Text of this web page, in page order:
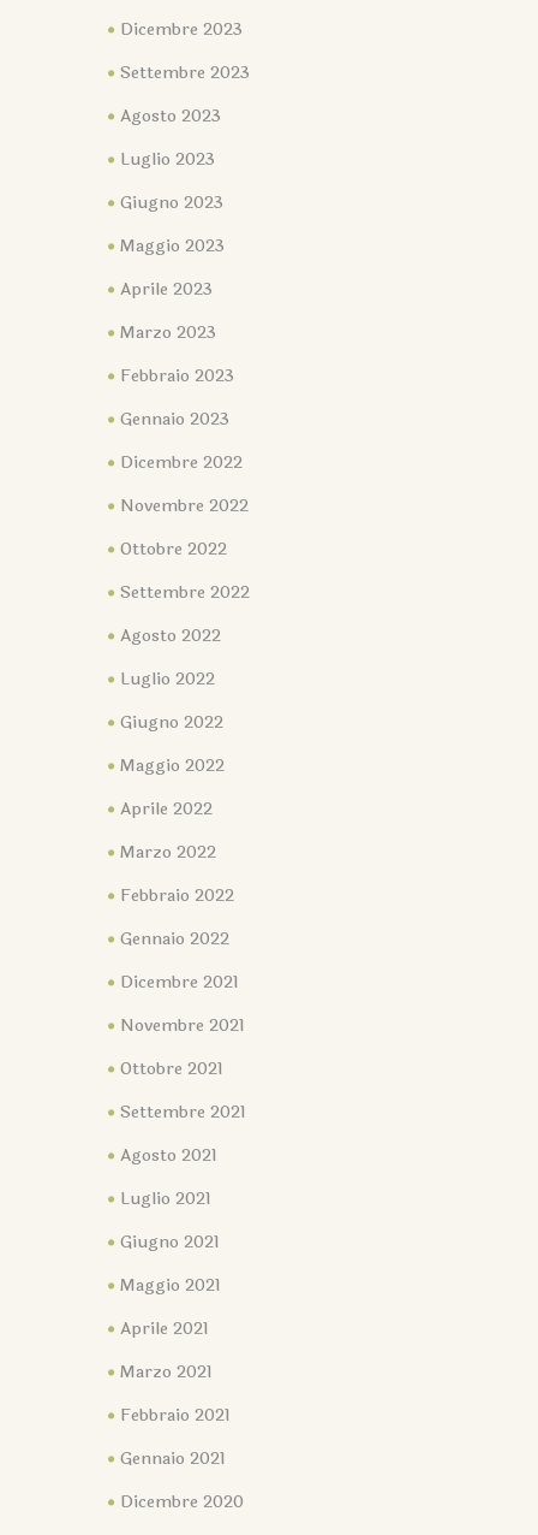
Dicembre 2023
Settembre 2023
Agosto 2023
Luglio 2023
Giugno 2023
Maggio 2023
Aprile 2023
Marzo 2023
Febbraio 2023
Gennaio 2023
Dicembre 2022
Novembre 2022
Ottobre 2022
Settembre 2022
Agosto 2022
Luglio 2022
Giugno 2022
Maggio 2022
Aprile 2022
Marzo 2022
Febbraio 2022
Gennaio 2022
Dicembre 2021
Novembre 2021
Ottobre 2021
Settembre 2021
Agosto 2021
Luglio 2021
Giugno 2021
Maggio 2021
Aprile 2021
Marzo 2021
Febbraio 2021
Gennaio 2021
Dicembre 2020